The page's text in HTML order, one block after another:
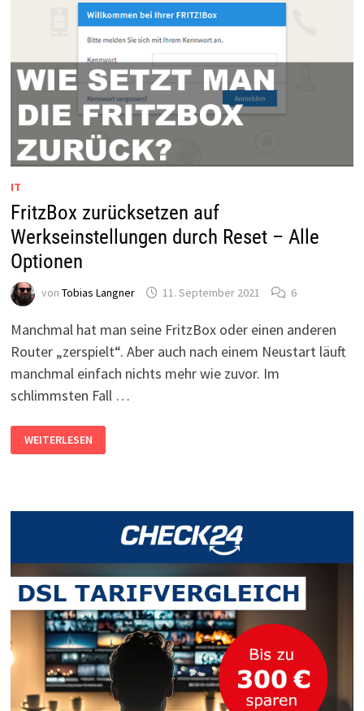
IT
FritzBox zurücksetzen auf
Werkseinstellungen durch Reset – Alle
Optionen
von Tobias Langner 11. September 2021 6
Manchmal hat man seine FritzBox oder einen anderen
Router „zerspielt“. Aber auch nach einem Neustart läuft
manchmal einfach nichts mehr wie zuvor. Im
schlimmsten Fall …
ZURÜCKSETZEN
AUF
ALLE
WEITERLESEN